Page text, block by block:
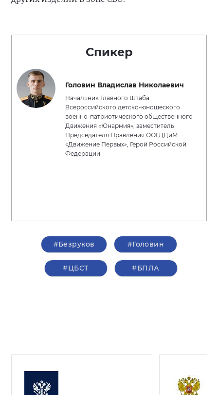
Спикер
Головин Владислав Николаевич
Начальник Главного Штаба
Всероссийского детско-юношеского
военно-патриотического общественного
Движения «Юнармия», заместитель
Председателя Правления ООГДДиМ
«Движение Первых», Герой Российской
Федерации
#Безруков #Головин
#ЦБСТ #БПЛА